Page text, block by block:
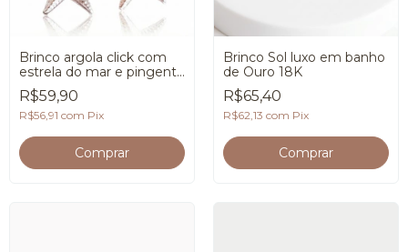
Brinco argola click com
estrela do mar e pingente
turquesa
R$59,90
R$56,91 com Pix
Brinco Sol luxo em banho
de Ouro 18K
R$65,40
R$62,13 com Pix